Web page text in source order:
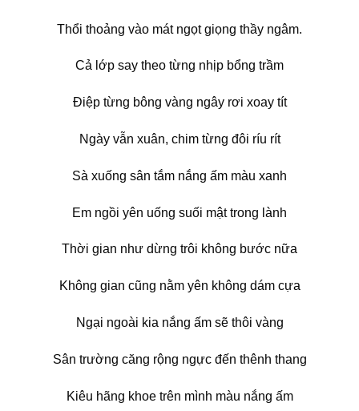
Thổi thoảng vào mát ngọt giọng thầy ngâm.
Cả lớp say theo từng nhịp bổng trầm
Điệp từng bông vàng ngây rơi xoay tít
Ngày vẫn xuân, chim từng đôi ríu rít
Sà xuống sân tắm nắng ấm màu xanh
Em ngồi yên uống suối mật trong lành
Thời gian như dừng trôi không bước nữa
Không gian cũng nằm yên không dám cựa
Ngại ngoài kia nắng ấm sẽ thôi vàng
Sân trường căng rộng ngực đến thênh thang
Kiêu hãng khoe trên mình màu nắng ấm